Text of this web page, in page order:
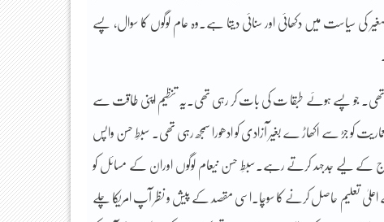
کی سیاست میں دکھائی اور سنائی دیتا ہے۔وہ عام لوگوں کا سوال، پسے
تھی۔ جو پسے ہوئے طبقا ت کی بات کر رہی تھی۔یہ تنظیم اپنی طاقت سے
کو جڑ سے اکھاڑ ے بغیر آزادی کو ادھورا سمجھ رہی تھی۔ سبطِ حسن واپس
کے لیے جدجہد کرتے رہے۔سبطِ حسن نیعام لوگوں اوران کے مسائل کو
اعلیٰ تعلیم حاصل کرنے کا سوچا۔اسی مقصد کے پیش و نظر آپ امریکا چلے